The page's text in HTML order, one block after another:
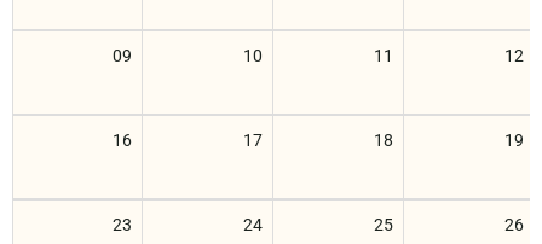
09 10 11 12
16 17 18 19
23 24 25 26